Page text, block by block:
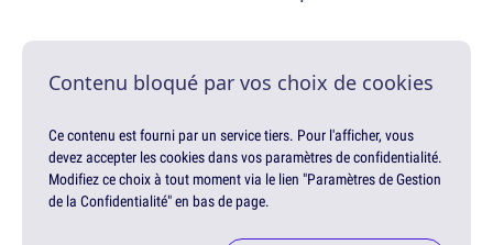
Contenu bloqué par vos choix de cookies
Ce contenu est fourni par un service tiers. Pour l'afficher, vous
devez accepter les cookies dans vos paramètres de confidentialité.
Modifiez ce choix à tout moment via le lien "Paramètres de Gestion
de la Confidentialité" en bas de page.